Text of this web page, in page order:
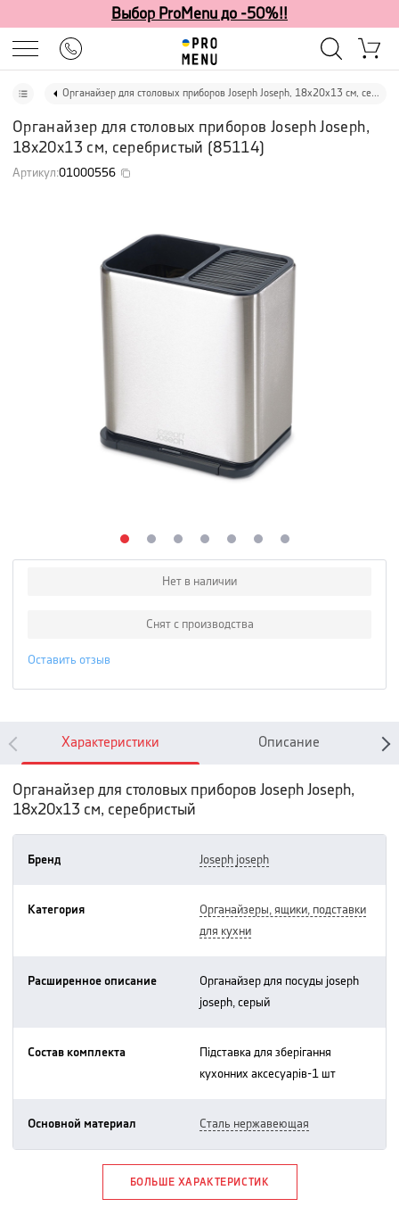
Выбор ProMenu до -50%!!
Органайзер для столовых приборов Joseph Joseph, 18х20х13 см, серебристый
Органайзер для столовых приборов Joseph Joseph,
18х20х13 см, серебристый (85114)
Артикул:01000556
Нет в наличии
Снят с производства
Оставить отзыв
Характеристики Описание
Органайзер для столовых приборов Joseph Joseph,
18х20х13 см, серебристый
Бренд joseph joseph
Категория
органайзеры, ящики, подставки
для кухни
Расширенное описание
органайзер для посуды joseph
joseph, серый
Состав комплекта
кухонних аксесуарів-1 шт
Основной материал сталь нержавеющая
БОЛЬШЕ ХАРАКТЕРИСТИК